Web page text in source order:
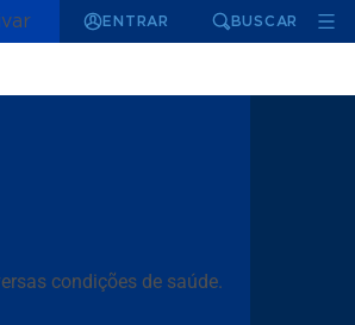
ENTRAR BUSCAR
condições de saúde.